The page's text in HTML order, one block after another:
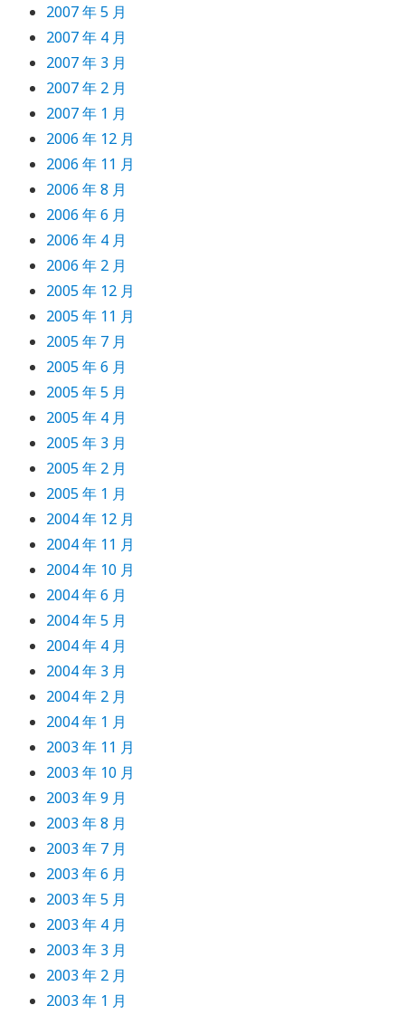
2007 年 5 月
2007 年 4 月
2007 年 3 月
2007 年 2 月
2007 年 1 月
2006 年 12 月
2006 年 11 月
2006 年 8 月
2006 年 6 月
2006 年 4 月
2006 年 2 月
2005 年 12 月
2005 年 11 月
2005 年 7 月
2005 年 6 月
2005 年 5 月
2005 年 4 月
2005 年 3 月
2005 年 2 月
2005 年 1 月
2004 年 12 月
2004 年 11 月
2004 年 10 月
2004 年 6 月
2004 年 5 月
2004 年 4 月
2004 年 3 月
2004 年 2 月
2004 年 1 月
2003 年 11 月
2003 年 10 月
2003 年 9 月
2003 年 8 月
2003 年 7 月
2003 年 6 月
2003 年 5 月
2003 年 4 月
2003 年 3 月
2003 年 2 月
2003 年 1 月